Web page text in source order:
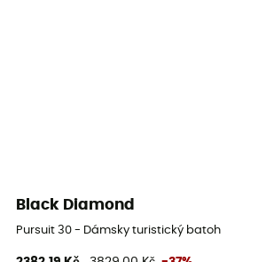
Black Diamond
Pursuit 30 - Dámsky turistický batoh